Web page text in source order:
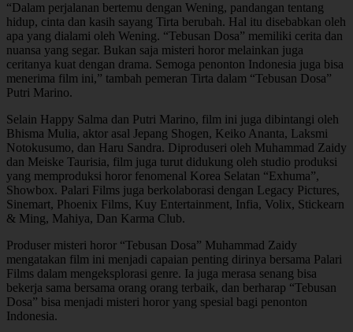
“Dalam perjalanan bertemu dengan Wening, pandangan tentang
hidup, cinta dan kasih sayang Tirta berubah. Hal itu disebabkan oleh
apa yang dialami oleh Wening. “Tebusan Dosa” memiliki cerita dan
nuansa yang segar. Bukan saja misteri horor melainkan juga
ceritanya kuat dengan drama. Semoga penonton Indonesia juga bisa
menerima film ini,” tambah pemeran Tirta dalam “Tebusan Dosa”
Putri Marino.
Selain Happy Salma dan Putri Marino, film ini juga dibintangi oleh
Bhisma Mulia, aktor asal Jepang Shogen, Keiko Ananta, Laksmi
Notokusumo, dan Haru Sandra. Diproduseri oleh Muhammad Zaidy
dan Meiske Taurisia, film juga turut didukung oleh studio produksi
yang memproduksi horor fenomenal Korea Selatan “Exhuma”,
Showbox. Palari Films juga berkolaborasi dengan Legacy Pictures,
Sinemart, Phoenix Films, Kuy Entertainment, Infia, Volix, Stickearn
& Ming, Mahiya, Dan Karma Club.
Produser misteri horor “Tebusan Dosa” Muhammad Zaidy
mengatakan film ini menjadi capaian penting dirinya bersama Palari
Films dalam mengeksplorasi genre. Ia juga merasa senang bisa
bekerja sama bersama orang orang terbaik, dan berharap “Tebusan
Dosa” bisa menjadi misteri horor yang spesial bagi penonton
Indonesia.